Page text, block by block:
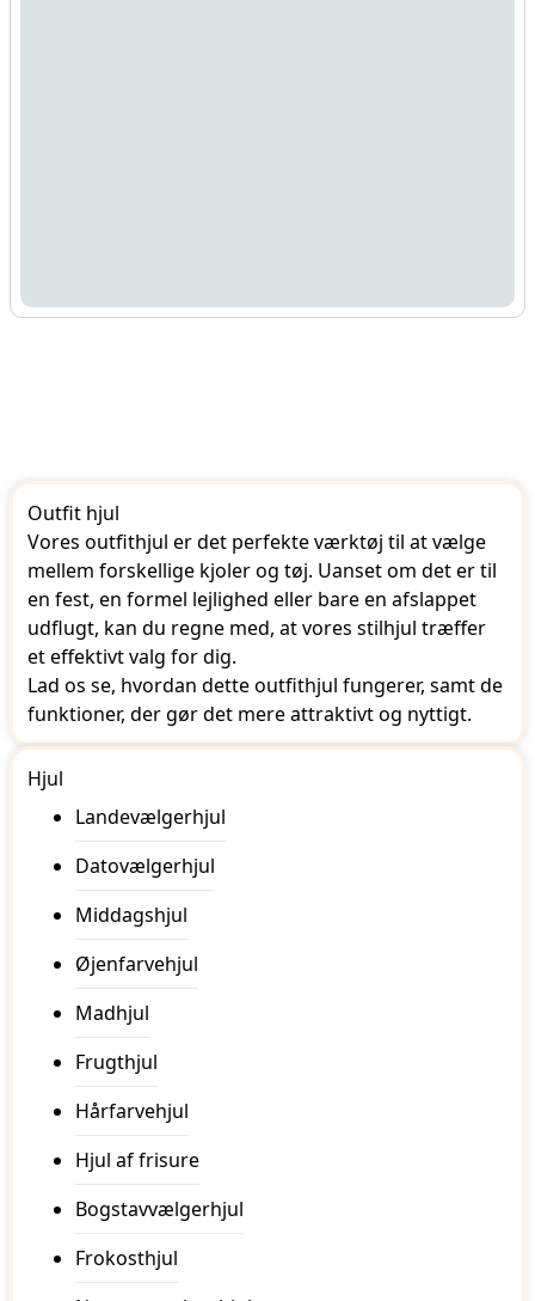
Outfit hjul
Vores outfithjul er det perfekte værktøj til at vælge
mellem forskellige kjoler og tøj. Uanset om det er til
en fest, en formel lejlighed eller bare en afslappet
udflugt, kan du regne med, at vores stilhjul træffer
et effektivt valg for dig.
Lad os se, hvordan dette outfithjul fungerer, samt de
funktioner, der gør det mere attraktivt og nyttigt.
Hjul
Landevælgerhjul
Datovælgerhjul
Middagshjul
Øjenfarvehjul
Madhjul
Frugthjul
Hårfarvehjul
Hjul af frisure
Bogstavvælgerhjul
Frokosthjul